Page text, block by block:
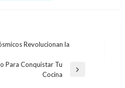
Revolucionan la
Para Conquistar Tu
Cocina